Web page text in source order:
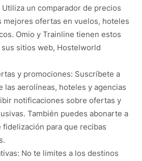
un comparador de precios
mejores ofertas en vuelos, hoteles
Omio y Trainline tienen estos
sitios web, Hostelworld
y promociones: Suscríbete a
las aerolíneas, hoteles y agencias
notificaciones sobre ofertas y
También puedes abonarte a
fidelización para que recibas
No te limites a los destinos